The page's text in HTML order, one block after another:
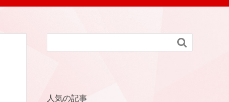

人気の記事